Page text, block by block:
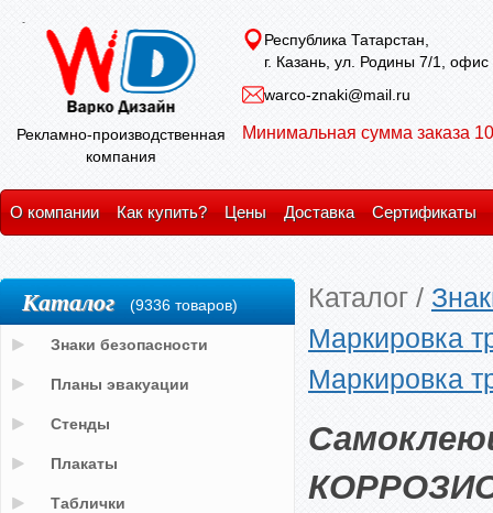
Рекламно-производственная
компания
Республика Татарстан,
г. Казань, ул. Родины 7/1, офис
warco-znaki@mail.ru
Минимальная сумма заказа
О компании Как купить? Цены Доставка Сертификаты
Каталог /
Маркировка
Маркировка
Каталог (9336 товаров)
Знаки безопасности
Планы эвакуации
Стенды
Плакаты
Таблички